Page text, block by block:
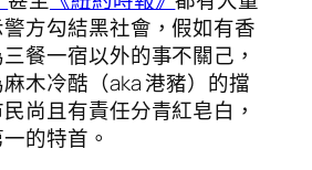
方勾結黑社會，假如有香
餐一宿以外的事不關己，
木冷酷（aka 港豬）的擋
尚且有責任分青紅皂白，
的特首。